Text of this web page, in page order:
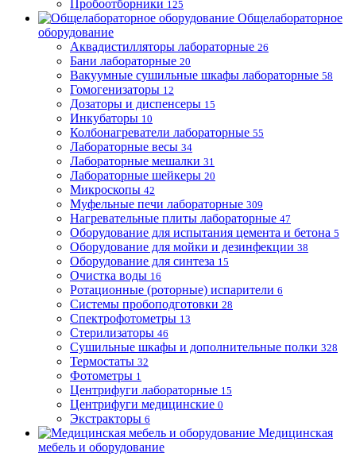
Пробоотборники 125
Общелабораторное
оборудование
Аквадистилляторы лабораторные 26
Бани лабораторные 20
Вакуумные сушильные шкафы лабораторные 58
Гомогенизаторы 12
Дозаторы и диспенсеры 15
Инкубаторы 10
Колбонагреватели лабораторные 55
Лабораторные весы 34
Лабораторные мешалки 31
Лабораторные шейкеры 20
Микроскопы 42
Муфельные печи лабораторные 309
Нагревательные плиты лабораторные 47
Оборудование для испытания цемента и бетона 5
Оборудование для мойки и дезинфекции 38
Оборудование для синтеза 15
Очистка воды 16
Ротационные (роторные) испарители 6
Системы пробоподготовки 28
Спектрофотометры 13
Стерилизаторы 46
Сушильные шкафы и дополнительные полки 328
Термостаты 32
Фотометры 1
Центрифуги лабораторные 15
Центрифуги медицинские 0
Экстракторы 6
Медицинская
мебель и оборудование